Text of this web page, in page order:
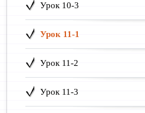
Урок 10-3
Урок 11-1
Урок 11-2
Урок 11-3